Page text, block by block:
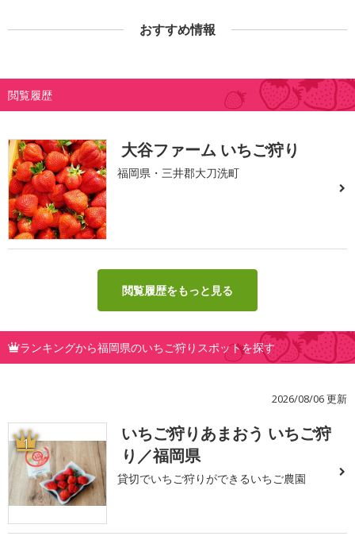
おすすめ情報
閲覧履歴
大谷ファーム いちご狩り
福岡県・三井郡大刀洗町
閲覧履歴をもっと見る
ランキングから福岡県のいちご狩りスポットを探す
2026/08/06 更新
1
いちご狩りあまおう いちご狩
り／福岡県
貸切でいちご狩りができるいちご農園